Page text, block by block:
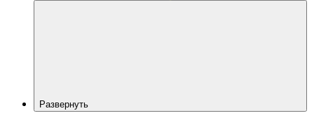
Развернуть